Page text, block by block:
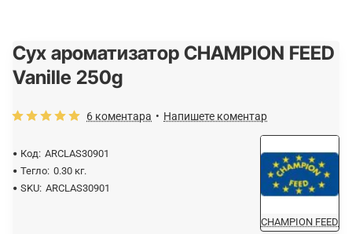
Сух ароматизатор CHAMPION FEED
Vanille 250g
Код: ARCLAS30901
Тегло: 0.30 кг.
SKU: ARCLAS30901
CHAMPION FEED
6 коментара • Напишете коментар